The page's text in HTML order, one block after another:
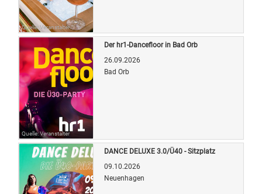
Quelle: Veranstalter
Quelle: Veranstalter
Der hr1-Dancefloor in Bad Orb
26.09.2026
Bad Orb
DANCE DELUXE 3.0/Ü40 - Sitzplatz
09.10.2026
Neuenhagen